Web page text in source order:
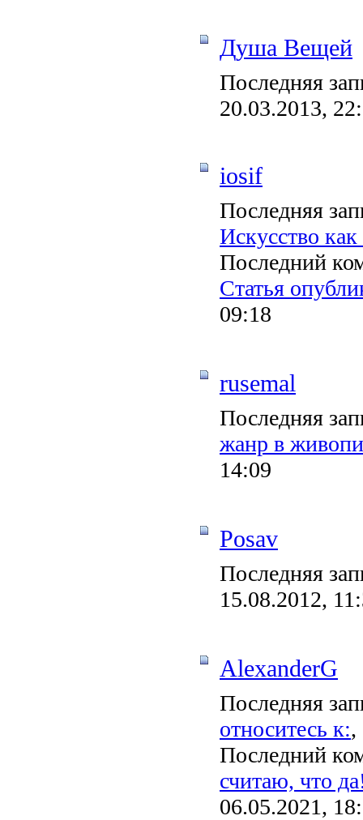
Душа Вещей
Последняя
20.03.2013,
iosif
Последняя
Искусство как
Последний
Статья
09:18
rusemal
Последняя
жанр в
14:09
Posav
Последняя
15.08.2012,
AlexanderG
Последняя
относитесь к:,
Последний
считаю, что
06.05.2021,